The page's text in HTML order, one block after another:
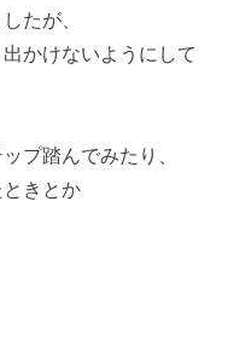
たが、
かけないようにして
プ踏んでみたり、
きとか